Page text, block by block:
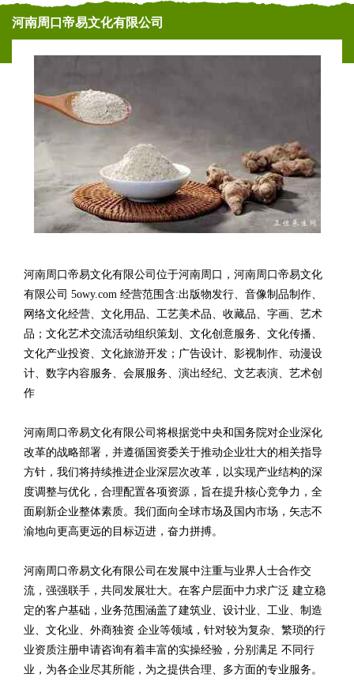
河南周口帝易文化有限公司
河南周口帝易文化有限公司位于河南周口，河南周口帝易文化
有限公司 5owy.com 经营范围含:出版物发行、音像制品制作、
网络文化经营、文化用品、工艺美术品、收藏品、字画、艺术
品；文化艺术交流活动组织策划、文化创意服务、文化传播、
文化产业投资、文化旅游开发；广告设计、影视制作、动漫设
计、数字内容服务、会展服务、演出经纪、文艺表演、艺术创
作
河南周口帝易文化有限公司将根据党中央和国务院对企业深化
改革的战略部署，并遵循国资委关于推动企业壮大的相关指导
方针，我们将持续推进企业深层次改革，以实现产业结构的深
度调整与优化，合理配置各项资源，旨在提升核心竞争力，全
面刷新企业整体素质。我们面向全球市场及国内市场，矢志不
渝地向更高更远的目标迈进，奋力拼搏。
河南周口帝易文化有限公司在发展中注重与业界人士合作交
流，强强联手，共同发展壮大。在客户层面中力求广泛 建立稳
定的客户基础，业务范围涵盖了建筑业、设计业、工业、制造
业、文化业、外商独资 企业等领域，针对较为复杂、繁琐的行
业资质注册申请咨询有着丰富的实操经验，分别满足 不同行
业，为各企业尽其所能，为之提供合理、多方面的专业服务。